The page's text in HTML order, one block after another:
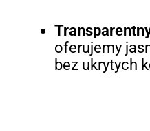
oferujemy
bez ukrytych